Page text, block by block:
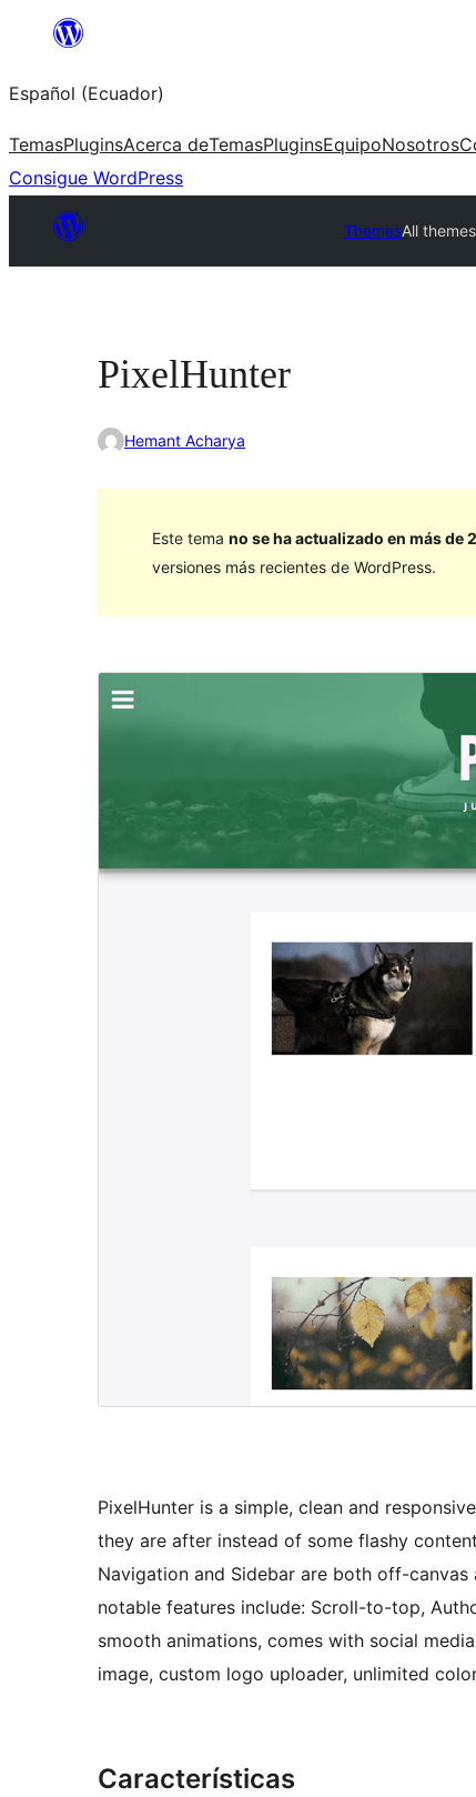
Saltar
contenido
Español (Ecuador)
TemasPluginsAcerca deTemasPluginsEquipoNosotros
Consigue WordPress
ThemesAll themes
PixelHunter
Hemant Acharya
Este tema no se ha actualizado en más de
versiones más recientes de WordPress.
PixelHunter is a simple, clean and
they are after instead of some flashy
Navigation and Sidebar are both off-
notable features include: Scroll-to-top,
smooth animations, comes with social
image, custom logo uploader, unlimited
Características